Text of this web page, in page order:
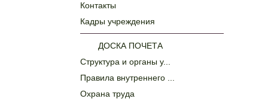
Контакты
Кадры учреждения
ДОСКА ПОЧЕТА
Структура и органы у...
Правила внутреннего ...
Охрана труда